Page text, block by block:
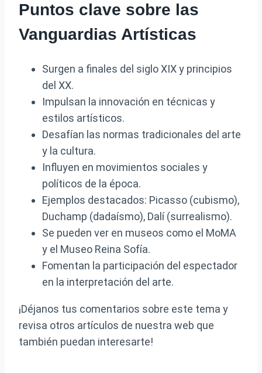
Puntos clave sobre las
Vanguardias Artísticas
Surgen a finales del siglo XIX y principios
del XX.
Impulsan la innovación en técnicas y
estilos artísticos.
Desafían las normas tradicionales del arte
y la cultura.
Influyen en movimientos sociales y
políticos de la época.
Ejemplos destacados: Picasso (cubismo),
Duchamp (dadaísmo), Dalí (surrealismo).
Se pueden ver en museos como el MoMA
y el Museo Reina Sofía.
Fomentan la participación del espectador
en la interpretación del arte.
¡Déjanos tus comentarios sobre este tema y
revisa otros artículos de nuestra web que
también puedan interesarte!